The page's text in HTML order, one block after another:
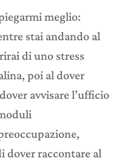
meglio:
stai andando al
di uno stress
poi al dover
avvisare l’ufficio
dover raccontare al